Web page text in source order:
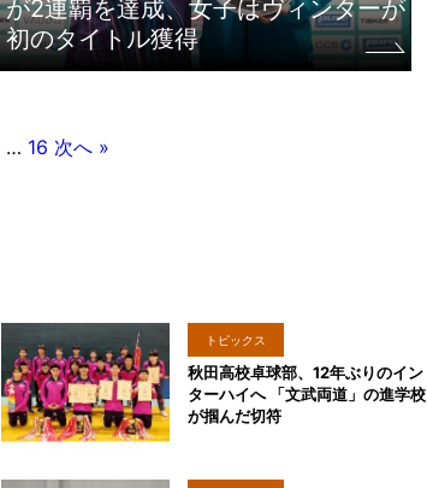
が2連覇を達成、女子はヴィンターが
初のタイトル獲得
… 16 次へ »
トピックス
秋田高校卓球部、12年ぶりのイン
ターハイへ 「文武両道」の進学校
が掴んだ切符